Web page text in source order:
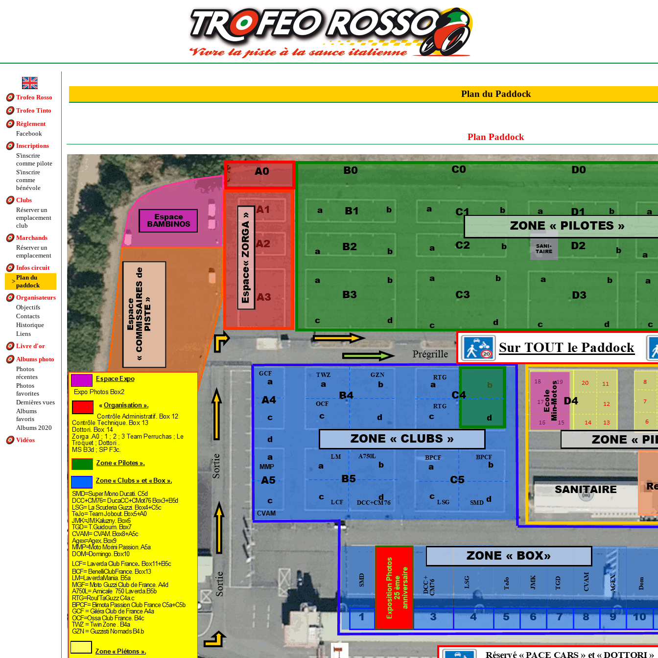
Trofeo Rosso
Trofeo Tinto
Règlement
Facebook
Inscriptions
S'inscrire
comme pilote
S'inscrire
comme
bénévole
Clubs
Réserver un
emplacement
club
Marchands
Réserver un
emplacement
Infos circuit
>
Plan du
paddock
Organisateurs
Objectifs
Contacts
Historique
Liens
Livre d'or
Albums photo
Photos
récentes
Photos
favorites
Dernières vues
Albums
favoris
Albums 2020
Vidéos
Plan du Paddock
Plan Paddock